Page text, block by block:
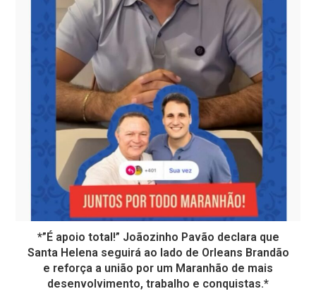
*”É apoio total!” Joãozinho Pavão declara que
Santa Helena seguirá ao lado de Orleans Brandão
e reforça a união por um Maranhão de mais
desenvolvimento, trabalho e conquistas.*